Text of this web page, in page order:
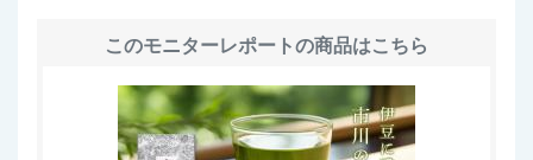
このモニターレポートの商品はこちら